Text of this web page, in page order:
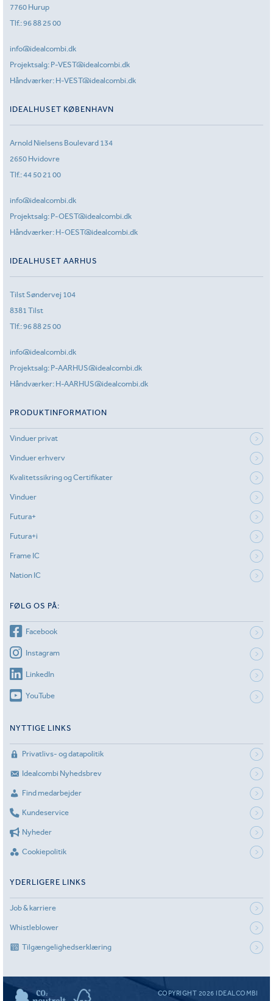
7760 Hurup
Tlf.:96 88 25 00
info@idealcombi.dk
Projektsalg: P-VEST@idealcombi.dk
Håndværker: H-VEST@idealcombi.dk
IDEALHUSET KØBENHAVN
Arnold Nielsens Boulevard 134
2650 Hvidovre
Tlf.:44 50 21 00
info@idealcombi.dk
Projektsalg: P-OEST@idealcombi.dk
Håndværker: H-OEST@idealcombi.dk
IDEALHUSET AARHUS
Tilst Søndervej 104
8381 Tilst
Tlf.:96 88 25 00
info@idealcombi.dk
Projektsalg: P-AARHUS@idealcombi.dk
Håndværker: H-AARHUS@idealcombi.dk
PRODUKTINFORMATION
Vinduer privat
Vinduer erhverv
Kvalitetssikring og Certifikater
Vinduer
Futura+
Futura+i
Frame IC
Nation IC
FØLG OS PÅ:
Facebook
Instagram
LinkedIn
YouTube
NYTTIGE LINKS
Privatlivs- og datapolitik
Idealcombi Nyhedsbrev
Find medarbejder
Kundeservice
Nyheder
Cookiepolitik
YDERLIGERE LINKS
Job & karriere
Whistleblower
Tilgængelighedserklæring
COPYRIGHT 2026 IDEALCOMBI